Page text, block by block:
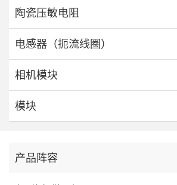
陶瓷压敏电阻
电感器（扼流线圈）
相机模块
模块
产品阵容